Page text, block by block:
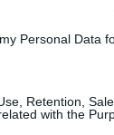
Personal Data
Retention,
with the
Civil, así
a cabo a
de